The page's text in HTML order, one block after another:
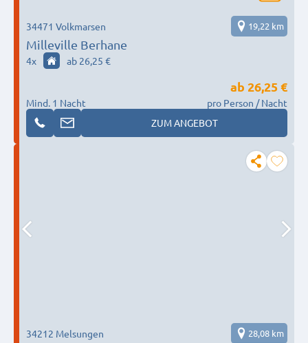
Milleville Berhane
34471 Volkmarsen 19,22 km
4x ab 26,25 €
Mind. 1 Nacht
ab 26,25 €
pro Person / Nacht
ZUM ANGEBOT
34212 Melsungen 28,08 km